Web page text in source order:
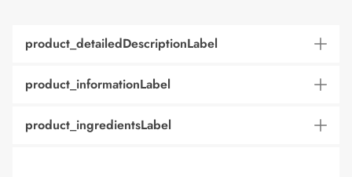
product_detailedDescriptionLabel
product_informationLabel
product_ingredientsLabel